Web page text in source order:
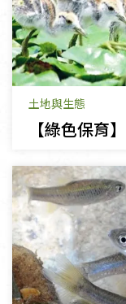
土地與生態
【綠色保育